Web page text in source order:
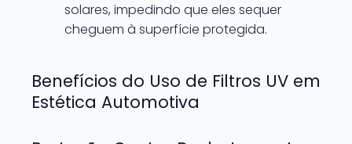
solares, impedindo que eles sequer
cheguem à superfície protegida.
Benefícios do Uso de Filtros UV em
Estética Automotiva